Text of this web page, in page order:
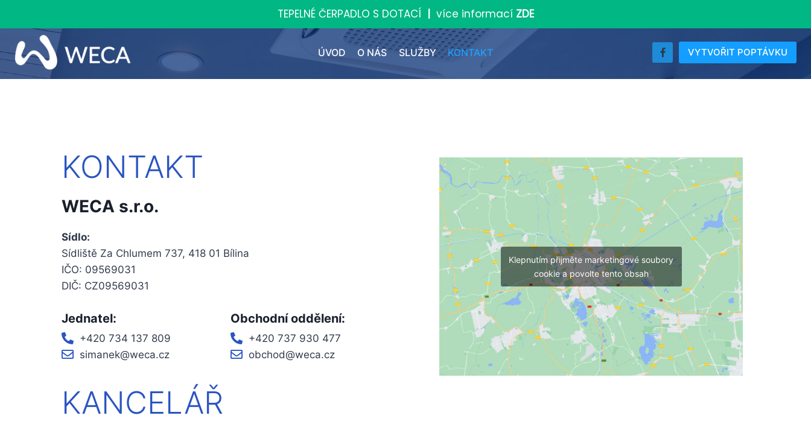
TEPELNÉ ČERPADLO S DOTACÍ | více informací ZDE
ÚVOD O NÁS SLUŽBY KONTAKT VYTVOŘIT POPTÁVKU
KONTAKT
WECA s.r.o.
Sídlo:
Sídliště Za Chlumem 737, 418 01 Bílina
IČO: 09569031
DIČ: CZ09569031
Jednatel:
+420 734 137 809
simanek@weca.cz
Obchodní oddělení:
+420 737 930 477
obchod@weca.cz
KANCELÁŘ
Klepnutím přijměte marketingové soubory
cookie a povolte tento obsah